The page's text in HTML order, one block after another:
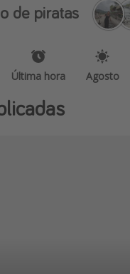
de piratas
Última hora Agosto